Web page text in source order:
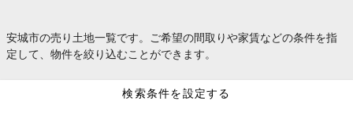
安城市の売り土地一覧です。ご希望の間取りや家賃などの条件を指
定して、物件を絞り込むことができます。
検索条件を設定する